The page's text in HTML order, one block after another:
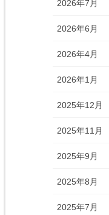
2026年7月
2026年6月
2026年4月
2026年1月
2025年12月
2025年11月
2025年9月
2025年8月
2025年7月